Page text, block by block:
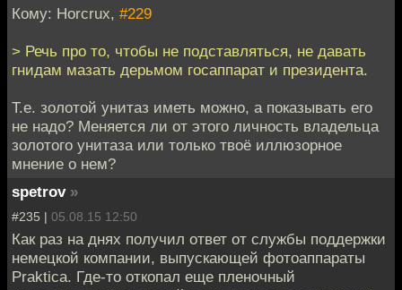
Кому: Horcrux, #229
> Речь про то, чтобы не подставляться, не давать
гнидам мазать дерьмом госаппарат и президента.
Т.е. золотой унитаз иметь можно, а показывать его
не надо? Меняется ли от этого личность владельца
золотого унитаза или только твоё иллюзорное
мнение о нем?
spetrov »
#235 | 05.08.15 12:50
Как раз на днях получил ответ от службы поддержки
немецкой компании, выпускающей фотоаппараты
Praktica. Где-то откопал еще пленочный